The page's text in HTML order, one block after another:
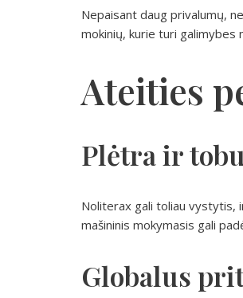
Nepaisant daug privalumų,
mokinių, kurie turi
Ateities
Plėtra ir
Noliterax gali toliau vystytis,
mašininis mokymasis gali
Globalus